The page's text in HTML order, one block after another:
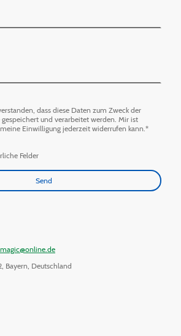
dass diese Daten zum Zweck der
und verarbeitet werden. Mir ist
Einwilligung jederzeit widerrufen kann.*
Felder
Send
Bayern, Deutschland